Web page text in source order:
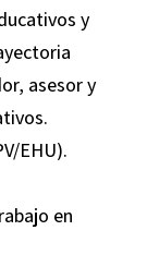
y
asesor y
EHU).
en